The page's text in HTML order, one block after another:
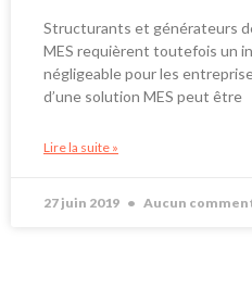
Structurants et générateurs
MES requièrent toutefois un
négligeable pour les
d’une solution MES peut être
Lire la suite »
27 juin 2019 Aucun